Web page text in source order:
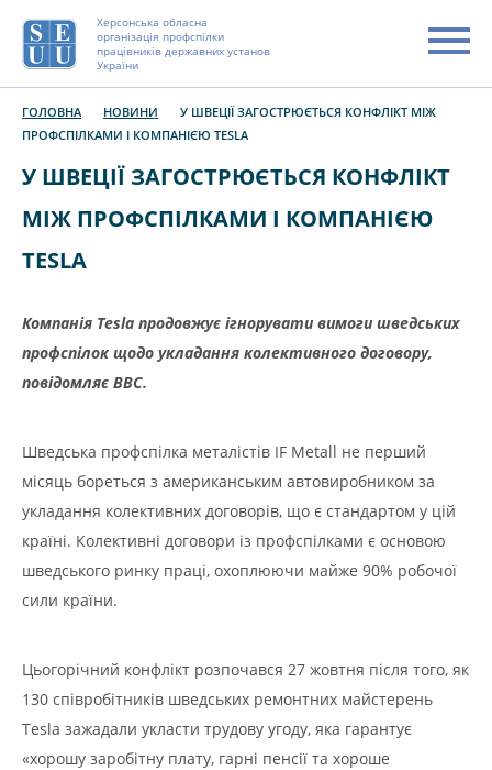
Херсонська обласна
організація профспілки
працівників державних установ
України
ГОЛОВНА НОВИНИ
У ШВЕЦІЇ ЗАГОСТРЮЄТЬСЯ КОНФЛІКТ МІЖ
ПРОФСПІЛКАМИ І КОМПАНІЄЮ TESLA
У ШВЕЦІЇ ЗАГОСТРЮЄТЬСЯ КОНФЛІКТ
МІЖ ПРОФСПІЛКАМИ І КОМПАНІЄЮ
TESLA
Компанія Tesla продовжує ігнорувати вимоги шведських
профспілок щодо укладання колективного договору,
повідомляє ВВС.
Шведська профспілка металістів IF Metall не перший
місяць бореться з американським автовиробником за
укладання колективних договорів, що є стандартом у цій
країні. Колективні договори із профспілками є основою
шведського ринку праці, охоплюючи майже 90% робочої
сили країни.
Цьогорічний конфлікт розпочався 27 жовтня після того, як
130 співробітників шведських ремонтних майстерень
Tesla зажадали укласти трудову угоду, яка гарантує
«хорошу заробітну плату, гарні пенсії та хороше